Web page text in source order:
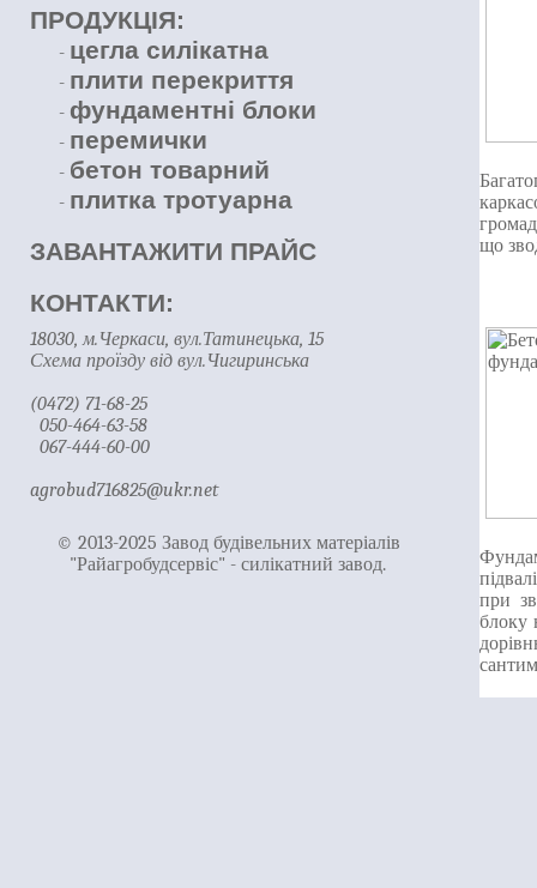
ПРОДУКЦІЯ:
- цегла силікатна
- плити перекриття
- фундаментні блоки
- перемички
- бетон товарний
- плитка тротуарна
ЗАВАНТАЖИТИ ПРАЙС
КОНТАКТИ:
18030, м.Черкаси, вул.Татинецька, 15
Схема проїзду від вул.Чигиринська
(0472) 71-68-25
050-464-63-58
067-444-60-00
agrobud716825@ukr.net
© 2013-2025 Завод будівельних матеріалів
"Райагробудсервіс" - силікатний завод.
що
при
блоку